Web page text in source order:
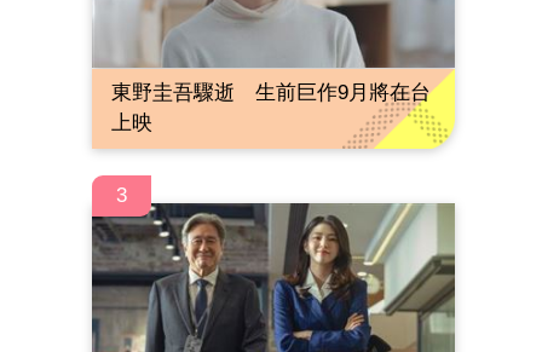
東野圭吾驟逝 生前巨作9月將在台
上映
3